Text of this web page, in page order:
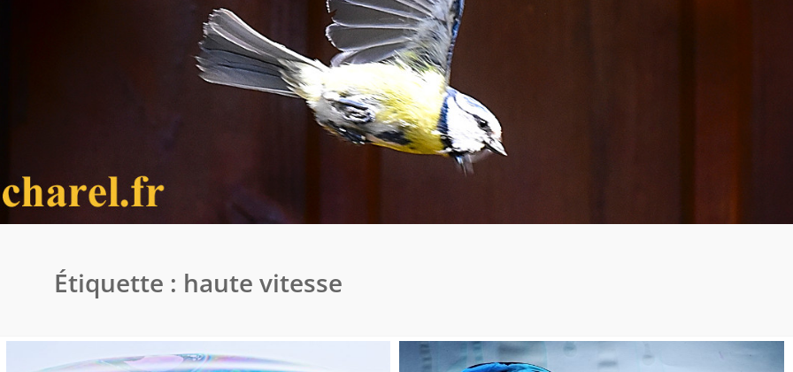
Étiquette : haute vitesse